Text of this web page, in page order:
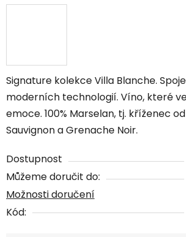
Signature kolekce Villa Blanche.
moderních technologií. Víno, které
emoce. 100% Marselan, tj. kříženec
Sauvignon a Grenache Noir.
Dostupnost
Můžeme doručit do:
Možnosti doručení
Kód: